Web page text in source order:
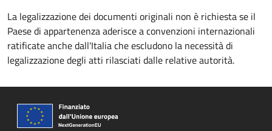
La legalizzazione dei documenti originali non è richiesta se il
Paese di appartenenza aderisce a convenzioni internazionali
ratificate anche dall'Italia che escludono la necessità di
legalizzazione degli atti rilasciati dalle relative autorità.